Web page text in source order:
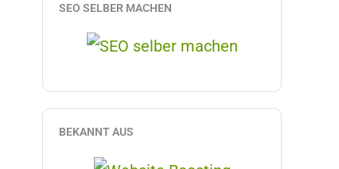
SEO SELBER MACHEN
BEKANNT AUS